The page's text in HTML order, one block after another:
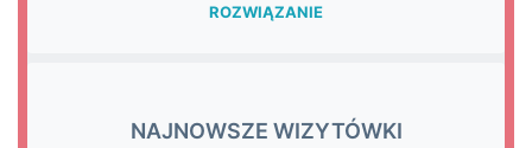
ROZWIĄZANIE
NAJNOWSZE WIZYTÓWKI